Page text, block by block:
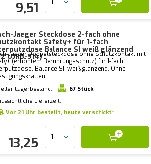
9,51
Jaeger Steckdose 2-fach ohne
Safety+ für 1-fach
Balance SI weiß glänzend
UJRB-914)
Jaeger Doppelsteckdose ohne Schutzkontakt mit
(erhöhtem Berührungsschutz) für 1-fach
Balance SI, weiß glänzend. Ohne
...
Lagerbestand:
67 Stück
Lieferzeit:
Vor 21 Uhr bestellt, heute verschickt*
13,25